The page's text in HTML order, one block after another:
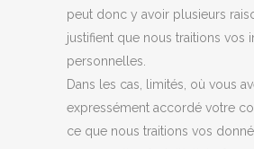
peut donc y avoir plusieurs
justifient que nous traitions vos
personnelles.
Dans les cas, limités, où vous
expressément accordé votre
ce que nous traitions vos